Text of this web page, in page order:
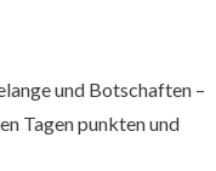
und Botschaften –
Tagen punkten und